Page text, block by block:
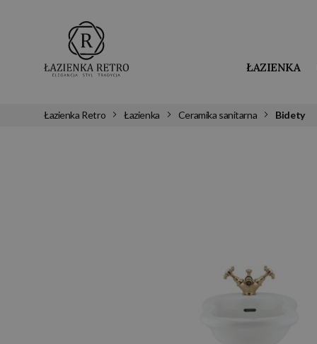
ŁAZIENKA
Łazienka Retro Łazienka Ceramika sanitarna Bidety